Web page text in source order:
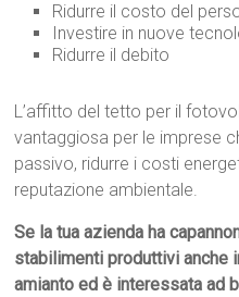
Ridurre il costo del
Investire in nuove
Ridurre il debito
L’affitto del tetto per il
vantaggiosa per le imprese
passivo, ridurre i costi
reputazione ambientale.
Se la tua azienda ha
stabilimenti produttivi anche
amianto ed è interessata ad